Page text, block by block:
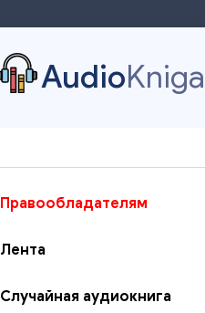
AudioKniga
Правообладателям
Лента
Случайная аудиокнига